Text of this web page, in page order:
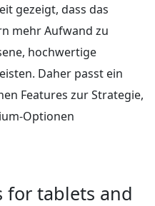
gezeigt, dass das
mehr Aufwand zu
hochwertige
Daher passt ein
Features zur Strategie,
Optionen
for tablets and